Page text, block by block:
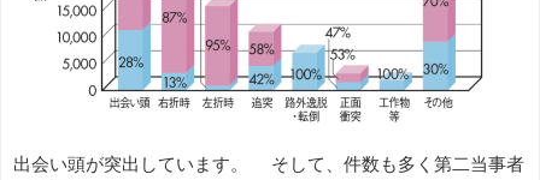
出会い頭が突出しています。 そして、件数も多く第二当事者